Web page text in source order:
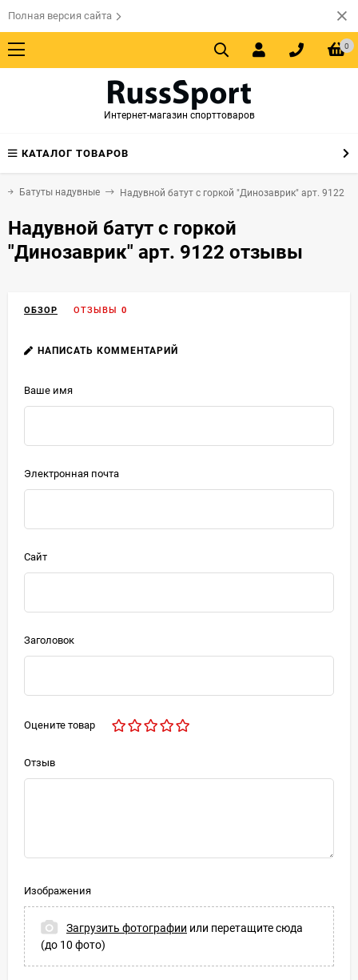
Полная версия сайта
0
Интернет-магазин спорттоваров
КАТАЛОГ ТОВАРОВ
Батуты надувные Надувной батут с горкой "Динозаврик" арт. 9122
Надувной батут с горкой
"Динозаврик" арт. 9122 отзывы
ОБЗОР ОТЗЫВЫ 0
НАПИСАТЬ КОММЕНТАРИЙ
Ваше имя
Электронная почта
Сайт
Заголовок
Оцените товар
Отзыв
Изображения
Загрузить фотографии или перетащите сюда
(до 10 фото)